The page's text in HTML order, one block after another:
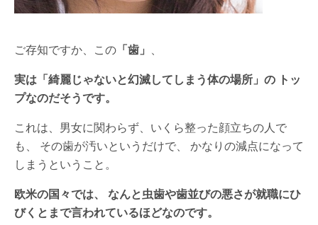
ご存知ですか、この 「歯」 、
実は「綺麗じゃないと幻滅してしまう体の場所」の トッ
プなのだそうです。
これは、男女に関わらず、いくら整った顔立ちの人で
も、 その歯が汚いというだけで、 かなりの減点になって
しまうということ。
欧米の国々では、
なんと虫歯や歯並びの悪さが就職にひ
びくとまで言われているほどなのです。